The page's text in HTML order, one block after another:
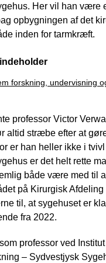
Her vil han være
opbygningen af det
inden for tarmkræft.
forskning, undervisning
professor Victor
altid stræbe efter at
er han heller ikke i
er det helt rette
både være med til
på Kirurgisk
til, at sygehuset er
fra 2022.
professor ved Institut
– Sydvestjysk